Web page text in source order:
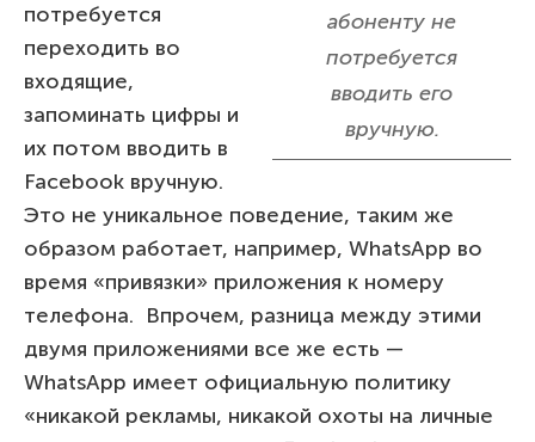
абоненту не
потребуется
вводить его
вручную.
потребуется
переходить во
входящие,
запоминать цифры и
их потом вводить в
Facebook вручную.
Это не уникальное поведение, таким же
образом работает, например, WhatsApp во
время «привязки» приложения к номеру
телефона. Впрочем, разница между этими
двумя приложениями все же есть —
WhatsApp имеет официальную политику
«никакой рекламы, никакой охоты на личные